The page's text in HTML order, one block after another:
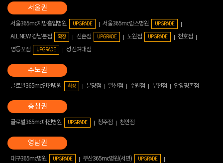
서울365mc지방흡입병원 UPGRADE 서울365mc람스병원 UPGRADE
ALL NEW 강남본점 확장 신촌점 UPGRADE 노원점 UPGRADE
천호점
영등포점
UPGRADE 성신여대점
글로벌365mc인천병원 확장 분당점 일산점 수원점 부천점 안양평촌점
글로벌365mc대전병원 UPGRADE 청주점 천안점
대구365mc병원 UPGRADE 부산365mc병원(서면) UPGRADE